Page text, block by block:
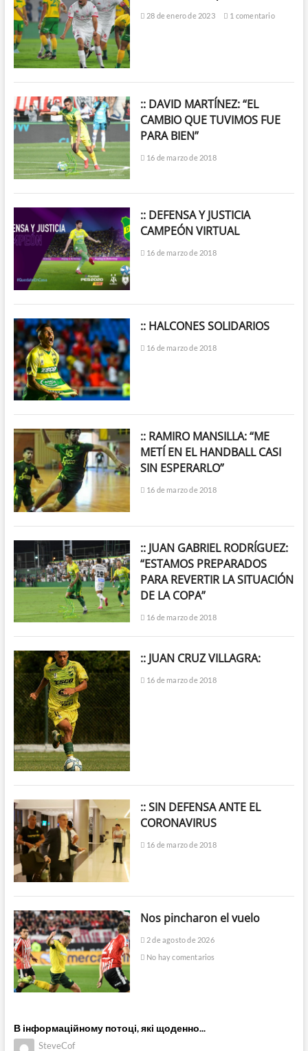
28 de enero de 2023 1 comentario
:: DAVID MARTÍNEZ: “EL
CAMBIO QUE TUVIMOS FUE
PARA BIEN”
16 de marzo de 2018
:: DEFENSA Y JUSTICIA
CAMPEÓN VIRTUAL
16 de marzo de 2018
:: HALCONES SOLIDARIOS
16 de marzo de 2018
:: RAMIRO MANSILLA: “ME
METÍ EN EL HANDBALL CASI
SIN ESPERARLO”
16 de marzo de 2018
:: JUAN GABRIEL RODRÍGUEZ:
“ESTAMOS PREPARADOS
PARA REVERTIR LA SITUACIÓN
DE LA COPA”
16 de marzo de 2018
:: JUAN CRUZ VILLAGRA:
16 de marzo de 2018
:: SIN DEFENSA ANTE EL
CORONAVIRUS
16 de marzo de 2018
Nos pincharon el vuelo
2 de agosto de 2026
No hay comentarios
В інформаційному потоці, які щоденно...
SteveCof